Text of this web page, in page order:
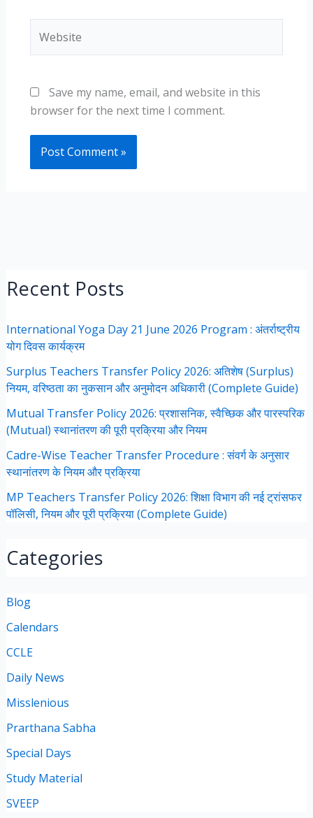
Save my name, email, and website in this
browser for the next time I comment.
Recent Posts
International Yoga Day 21 June 2026 Program : अंतर्राष्ट्रीय
योग दिवस कार्यक्रम
Surplus Teachers Transfer Policy 2026: अतिशेष (Surplus)
नियम, वरिष्ठता का नुकसान और अनुमोदन अधिकारी (Complete Guide)
Mutual Transfer Policy 2026: प्रशासनिक, स्वैच्छिक और पारस्परिक
(Mutual) स्थानांतरण की पूरी प्रक्रिया और नियम
Cadre-Wise Teacher Transfer Procedure : संवर्ग के अनुसार
स्थानांतरण के नियम और प्रक्रिया
MP Teachers Transfer Policy 2026: शिक्षा विभाग की नई ट्रांसफर
पॉलिसी, नियम और पूरी प्रक्रिया (Complete Guide)
Categories
Blog
Calendars
CCLE
Daily News
Misslenious
Prarthana Sabha
Special Days
Study Material
SVEEP